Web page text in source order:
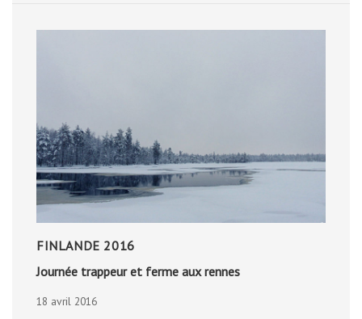
FINLANDE 2016
Journée trappeur et ferme aux rennes
18 avril 2016